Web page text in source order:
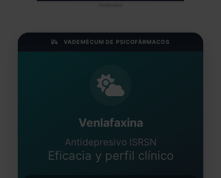
Publicidad
VADEMÉCUM DE PSICOFÁRMACOS
Venlafaxina
Antidepresivo ISRSN
Eficacia y perfil clínico